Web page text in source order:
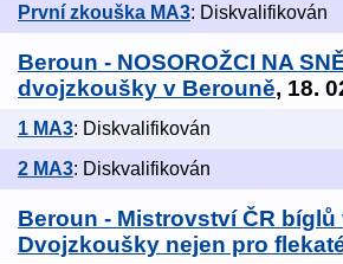
První zkouška MA3: Diskvalifikován
Beroun - NOSOROŽCI NA
dvojzkoušky v Berouně, 18.
1 MA3: Diskvalifikován
2 MA3: Diskvalifikován
Beroun - Mistrovství ČR bíglů
Dvojzkoušky nejen pro